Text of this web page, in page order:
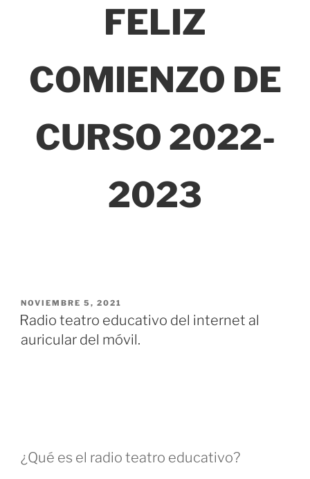
FELIZ
COMIENZO DE
CURSO 2022-
2023
NOVIEMBRE 5, 2021
Radio teatro educativo del internet al
auricular del móvil.
¿Qué es el radio teatro educativo?